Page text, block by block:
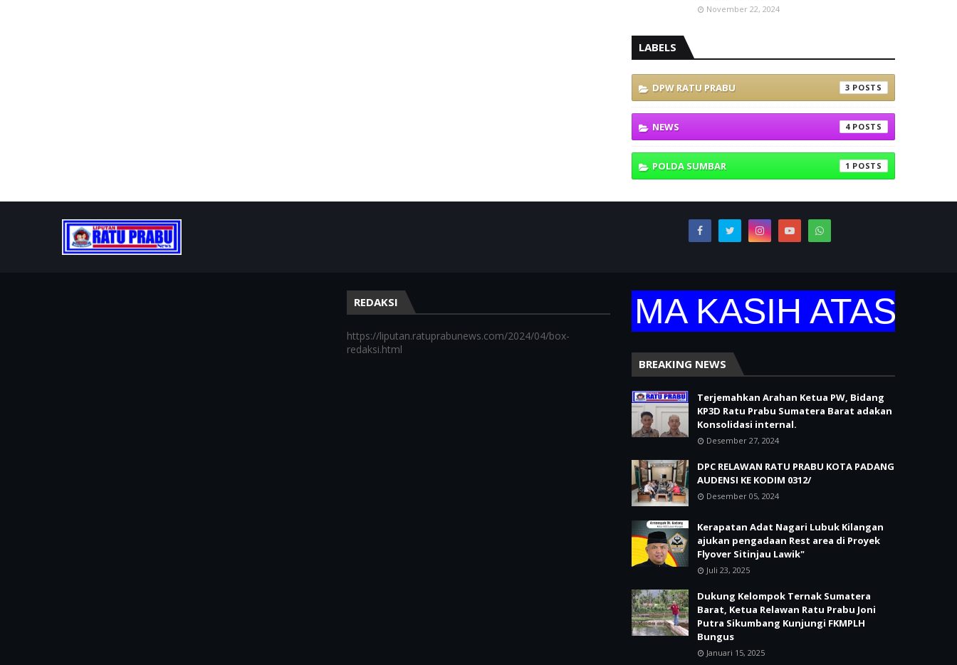
November 22, 2024
LABELS
DPW RATU PRABU 3
NEWS 4
POLDA SUMBAR 1
REDAKSI
https://liputan.ratuprabunews.com/2024/04/box-
redaksi.html
TERIMA KASIH ATAS
BREAKING NEWS
Terjemahkan Arahan Ketua PW, Bidang
KP3D Ratu Prabu Sumatera Barat adakan
Konsolidasi internal.
Desember 27, 2024
DPC RELAWAN RATU PRABU KOTA PADANG
AUDENSI KE KODIM 0312/
Desember 05, 2024
Kerapatan Adat Nagari Lubuk Kilangan
ajukan pengadaan Rest area di Proyek
Flyover Sitinjau Lawik"
Juli 23, 2025
Dukung Kelompok Ternak Sumatera
Barat, Ketua Relawan Ratu Prabu Joni
Putra Sikumbang Kunjungi FKMPLH
Bungus
Januari 15, 2025